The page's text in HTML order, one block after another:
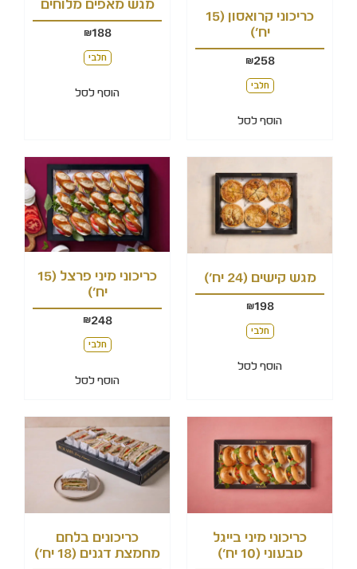
כריכוני קרואסון (15
יח')
258
₪
חלבי
הוסף לסל
מגש מאפים מלוחים
188
₪
חלבי
הוסף לסל
מגש קישים (24 יח')
198
₪
חלבי
הוסף לסל
כריכוני מיני פרצל (15
יח')
248
₪
חלבי
הוסף לסל
כריכוני מיני בייגל
טבעוני (10 יח')
כריכונים בלחם
מחמצת דגנים (18 יח')